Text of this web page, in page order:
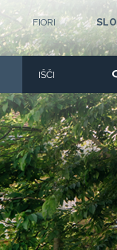
SLO
FIORI